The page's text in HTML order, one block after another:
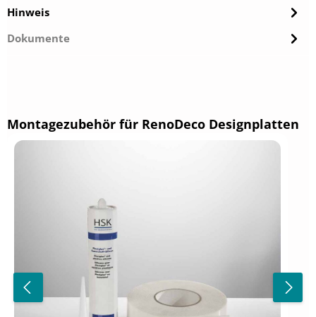
Hinweis
Dokumente
Produktgalerie überspringen
Montagezubehör für RenoDeco Designplatten